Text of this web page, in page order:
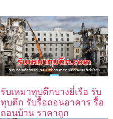
รับเหมาทุบตึกบางยี่เรือ รับ
ทุบตึก รับรื้อถอนอาคาร รื้อ
ถอนบ้าน ราคาถูก